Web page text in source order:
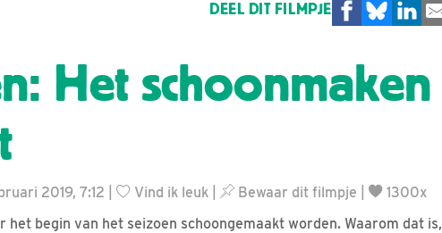
DEEL DIT FILMPJE
Het schoonmaken
2019, 7:12 | Vind ik leuk Bewaar dit filmpje
1300x
begin van het seizoen schoongemaakt worden. Waarom dat is,